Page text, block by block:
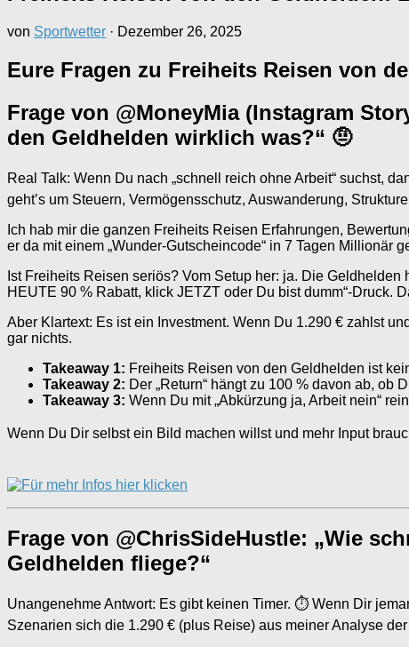
von Sportwetter · Dezember 26, 2025
Eure Fragen zu Freiheits Reisen von
Frage von @MoneyMia (Instagram
den Geldhelden wirklich was?“ 🤨
Real Talk: Wenn Du nach „schnell reich ohne Arbeit“ suchst,
geht’s um Steuern, Vermögensschutz, Auswanderung,
Ich hab mir die ganzen Freiheits Reisen Erfahrungen,
er da mit einem „Wunder-Gutscheincode“ in 7 Tagen Millionär
Ist Freiheits Reisen seriös? Vom Setup her: ja. Die
HEUTE 90 % Rabatt, klick JETZT oder Du bist dumm“-Druck.
Aber Klartext: Es ist ein Investment. Wenn Du 1.290 € zahlst
gar nichts.
Takeaway 1: Freiheits Reisen von den Geldhelden ist
Takeaway 2: Der „Return“ hängt zu 100 % davon ab, ob
Takeaway 3: Wenn Du mit „Abkürzung ja, Arbeit nein“
Wenn Du Dir selbst ein Bild machen willst und mehr Input
Frage von @ChrisSideHustle: „Wie
Geldhelden fliege?“
Unangenehme Antwort: Es gibt keinen Timer. ⏱️ Wenn Dir
Szenarien sich die 1.290 € (plus Reise) aus meiner Analyse